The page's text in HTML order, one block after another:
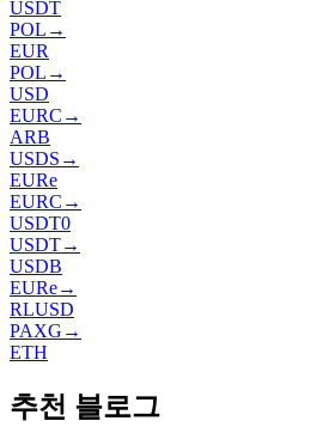
USDT
POL →
EUR
POL →
USD
EURC →
ARB
USDS →
EURe
EURC →
USDT0
USDT→
USDB
EURe→
RLUSD
PAXG →
ETH
추천 블로그